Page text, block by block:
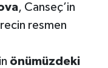
, Canseç’in
resmen
önümüzdeki